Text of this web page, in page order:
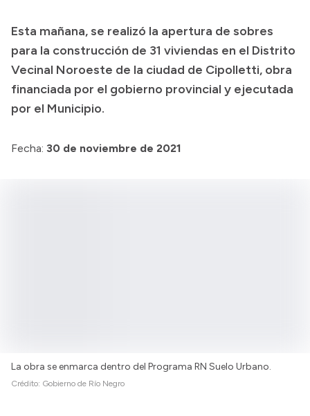
Esta mañana, se realizó la apertura de sobres
para la construcción de 31 viviendas en el Distrito
Vecinal Noroeste de la ciudad de Cipolletti, obra
financiada por el gobierno provincial y ejecutada
por el Municipio.
Fecha: 30 de noviembre de 2021
La obra se enmarca dentro del Programa RN Suelo Urbano.
Crédito: Gobierno de Río Negro